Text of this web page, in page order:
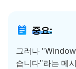
중요:
그러나
습니다"라는 메